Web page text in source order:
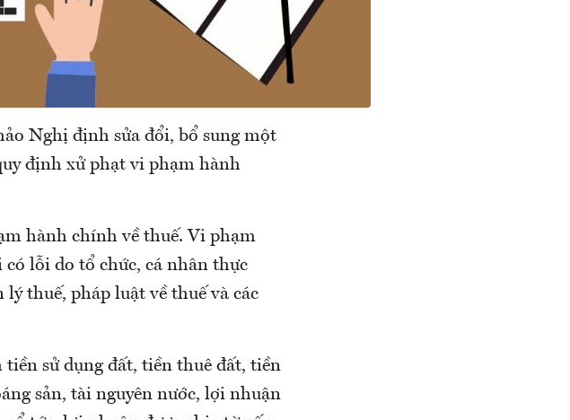
Nghị định sửa đổi, bổ sung một
định xử phạt vi phạm hành
hành chính về thuế. Vi phạm
lỗi do tổ chức, cá nhân thực
thuế, pháp luật về thuế và các
sử dụng đất, tiền thuê đất, tiền
sản, tài nguyên nước, lợi nhuận